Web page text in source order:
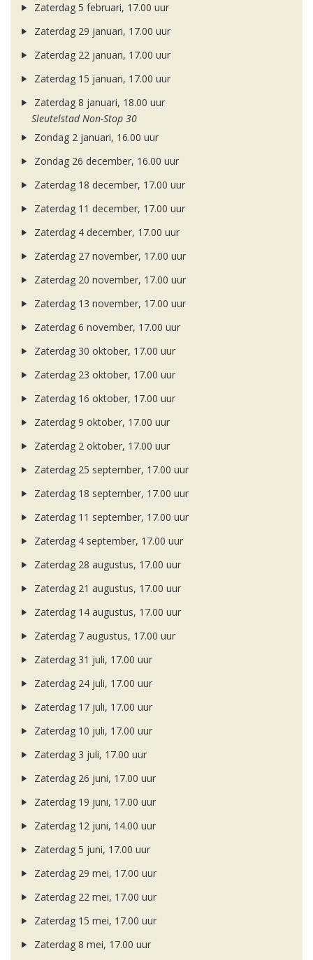
Zaterdag 5 februari, 17.00 uur
Zaterdag 29 januari, 17.00 uur
Zaterdag 22 januari, 17.00 uur
Zaterdag 15 januari, 17.00 uur
Zaterdag 8 januari, 18.00 uur
Sleutelstad Non-Stop 30
Zondag 2 januari, 16.00 uur
Zondag 26 december, 16.00 uur
Zaterdag 18 december, 17.00 uur
Zaterdag 11 december, 17.00 uur
Zaterdag 4 december, 17.00 uur
Zaterdag 27 november, 17.00 uur
Zaterdag 20 november, 17.00 uur
Zaterdag 13 november, 17.00 uur
Zaterdag 6 november, 17.00 uur
Zaterdag 30 oktober, 17.00 uur
Zaterdag 23 oktober, 17.00 uur
Zaterdag 16 oktober, 17.00 uur
Zaterdag 9 oktober, 17.00 uur
Zaterdag 2 oktober, 17.00 uur
Zaterdag 25 september, 17.00 uur
Zaterdag 18 september, 17.00 uur
Zaterdag 11 september, 17.00 uur
Zaterdag 4 september, 17.00 uur
Zaterdag 28 augustus, 17.00 uur
Zaterdag 21 augustus, 17.00 uur
Zaterdag 14 augustus, 17.00 uur
Zaterdag 7 augustus, 17.00 uur
Zaterdag 31 juli, 17.00 uur
Zaterdag 24 juli, 17.00 uur
Zaterdag 17 juli, 17.00 uur
Zaterdag 10 juli, 17.00 uur
Zaterdag 3 juli, 17.00 uur
Zaterdag 26 juni, 17.00 uur
Zaterdag 19 juni, 17.00 uur
Zaterdag 12 juni, 14.00 uur
Zaterdag 5 juni, 17.00 uur
Zaterdag 29 mei, 17.00 uur
Zaterdag 22 mei, 17.00 uur
Zaterdag 15 mei, 17.00 uur
Zaterdag 8 mei, 17.00 uur